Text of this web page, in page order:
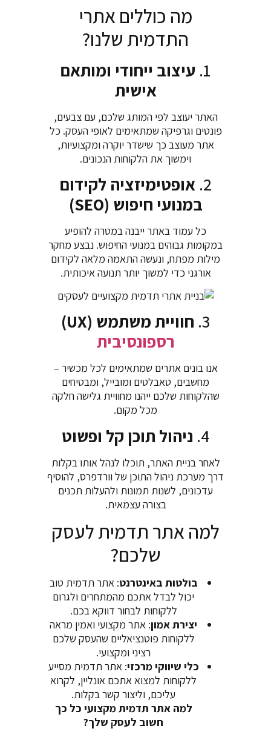
מה כוללים אתרי
התדמית שלנו?
1. עיצוב ייחודי ומותאם
אישית
האתר יעוצב לפי המותג שלכם, עם צבעים,
פונטים וגרפיקה שמתאימים לאופי העסק. כל
אתר מעוצב כך שישדר יוקרה ומקצועיות,
וימשוך את הלקוחות הנכונים.
2. אופטימיזציה לקידום
במנועי חיפוש (SEO)
כל עמוד באתר ייבנה במטרה להופיע
במקומות גבוהים במנועי החיפוש. נבצע מחקר
מילות מפתח, ונעשה התאמה מלאה לקידום
אורגני כדי למשוך יותר תנועה איכותית.
3. חוויית משתמש (UX)
רספונסיבית
אנו בונים אתרים שמתאימים לכל מכשיר –
מחשבים, טאבלטים ומובייל, ומבטיחים
שהלקוחות שלכם ייהנו מחוויית גלישה חלקה
מכל מקום.
4. ניהול תוכן קל ופשוט
לאחר בניית האתר, תוכלו לנהל אותו בקלות
דרך מערכת ניהול התוכן של וורדפרס, להוסיף
עדכונים, לשנות תמונות ולהעלות תכנים
בצורה עצמאית.
למה אתר תדמית לעסק
שלכם?
בולטות באינטרנט: אתר תדמית טוב
יכול לבדל אתכם מהמתחרים ולגרום
ללקוחות לבחור דווקא בכם.
יצירת אמון: אתר מקצועי ואמין מראה
ללקוחות פוטנציאליים שהעסק שלכם
רציני ומקצועי.
כלי שיווקי מרכזי: אתר תדמית מסייע
ללקוחות למצוא אתכם אונליין, לקרוא
עליכם, וליצור קשר בקלות.
למה אתר תדמית מקצועי כל כך
חשוב לעסק שלך?